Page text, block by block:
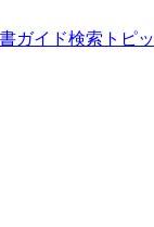
ガイド検索トピ